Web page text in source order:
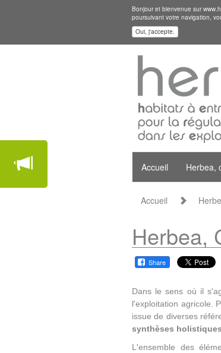
Bonjour et bienvenue sur
poursuivant votre navigation,
Oui, j'accepte.
Accueil Herbea,
Accueil
Herbea,
Share
Dans le sens où il
l'exploitation agricole.
issue de diverses
synthèses holistiques
L'ensemble des